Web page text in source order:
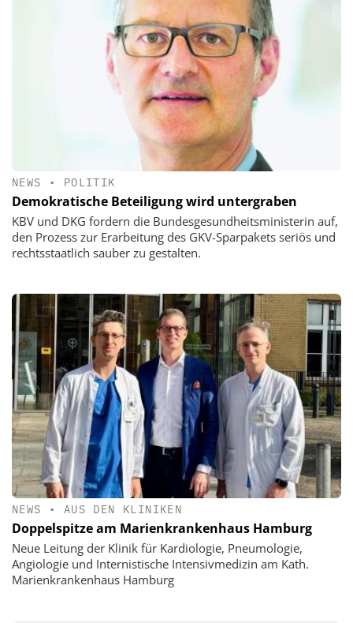
NEWS • POLITIK
Demokratische Beteiligung wird untergraben
KBV und DKG fordern die Bundesgesundheitsministerin auf,
den Prozess zur Erarbeitung des GKV-Sparpakets seriös und
rechtsstaatlich sauber zu gestalten.
NEWS • AUS DEN KLINIKEN
Doppelspitze am Marienkrankenhaus Hamburg
Neue Leitung der Klinik für Kardiologie, Pneumologie,
Angiologie und Internistische Intensivmedizin am Kath.
Marienkrankenhaus Hamburg